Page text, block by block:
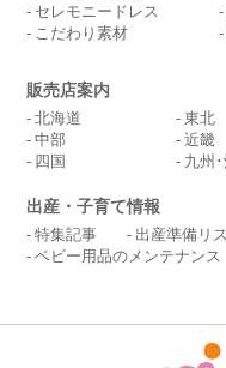
セレモニードレス
こだわり素材
販売店案内
北海道 東北
中部
近畿
四国
九州
出産・子育て情報
特集記事 出産準備リ
ベビー用品のメンテナンス